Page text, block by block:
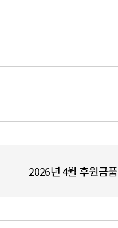
2026년 4월 후원금